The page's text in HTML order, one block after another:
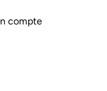
compte